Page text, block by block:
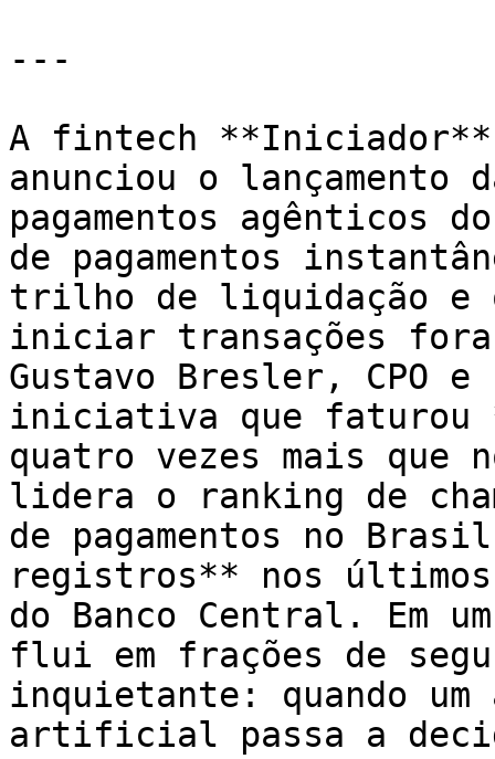
---
A fintech
anunciou o lançamento
pagamentos agênticos
de pagamentos
trilho de liquidação e
iniciar transações
Gustavo Bresler, CPO
iniciativa que faturou
quatro vezes mais que
lidera o ranking de
de pagamentos no
registros** nos últimos
do Banco Central. Em
flui em frações de
inquietante: quando
artificial passa a